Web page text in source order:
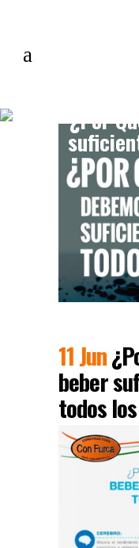
¿Por
11 Jun
beber
todos